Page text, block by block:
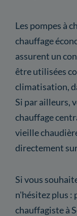
Les pompes à
chauffage
assurent un
être utilisées
climatisation,
Si par ailleurs,
chauffage
vieille
directement
Si vous
n'hésitez plus :
chauffagiste à